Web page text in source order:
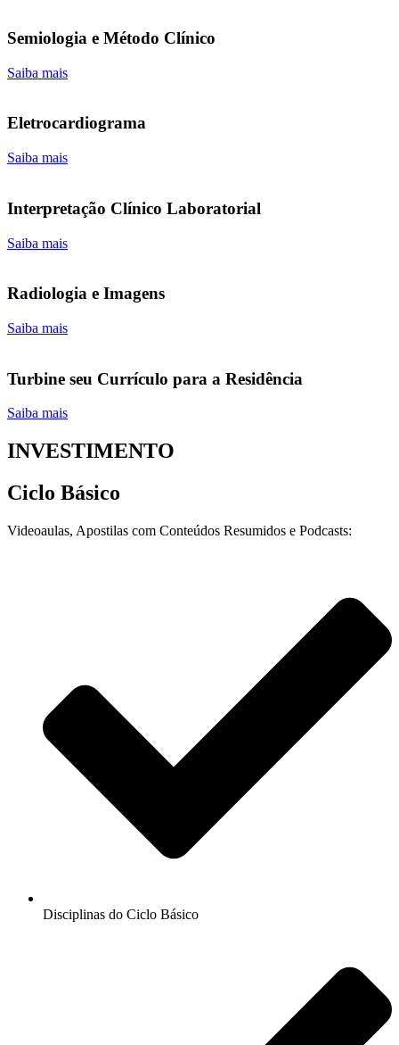
Semiologia e Método Clínico
Saiba mais
Eletrocardiograma
Saiba mais
Interpretação Clínico Laboratorial
Saiba mais
Radiologia e Imagens
Saiba mais
Turbine seu Currículo para a Residência
Saiba mais
INVESTIMENTO
Ciclo Básico
Videoaulas, Apostilas com Conteúdos Resumidos e Podcasts:
Disciplinas do Ciclo Básico